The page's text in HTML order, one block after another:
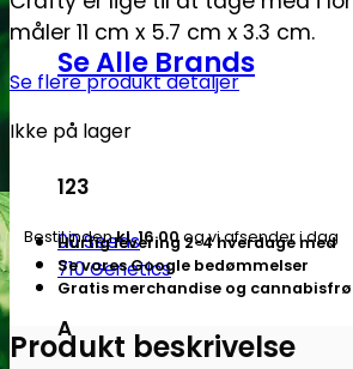
Se Alle Brands
123
00 Seeds
710 Genetics
A
måler 11 cm x 5.7 cm x 3.3 cm.
Se flere produkt detaljer
Ikke på lager
Bestil indenkl. 16.00og vi afsender i dag
Hurtig levering 2-4 hverdage med
Se vores Google bedømmelser
Gratis merchandise og
Produkt beskrivelse